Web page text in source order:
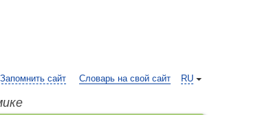
RU
Запомнить сайт Словарь на свой сайт